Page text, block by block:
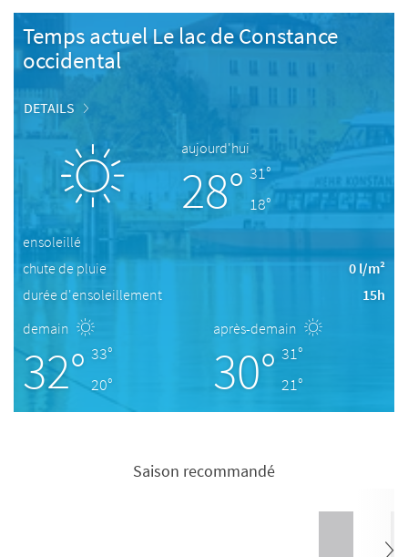
Temps actuel Le lac de Constance
occidental
DETAILS
aujourd'hui
28° 31°
18°
ensoleillé
chute de pluie
0 l/m²
durée d'ensoleillement
15h
demain
32° 33°
20°
après-demain
30° 31°
21°
Saison recommandé